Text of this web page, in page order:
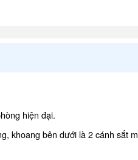
hiện đại.
khoang bên dưới là 2 cánh sắt